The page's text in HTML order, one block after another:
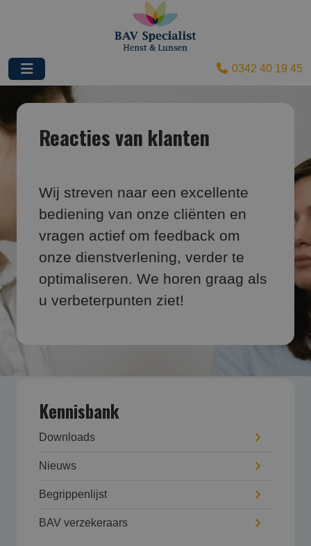
0342 40 19 45
Reacties van klanten
Wij streven naar een excellente
bediening van onze cliënten en
vragen actief om feedback om
onze dienstverlening, verder te
optimaliseren. We horen graag als
u verbeterpunten ziet!
Kennisbank
Downloads
Nieuws
Begrippenlijst
BAV verzekeraars